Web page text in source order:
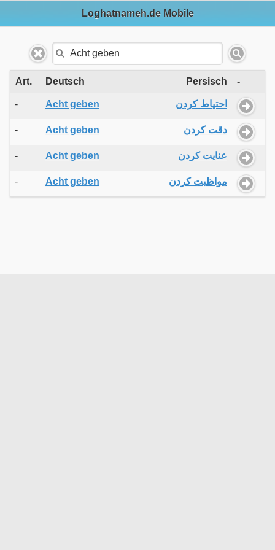
Loghatnameh.de Mobile
Art. Deutsch Persisch -
- Acht geben احتیاط کردن
- Acht geben دقت کردن
- Acht geben عنایت کردن
- Acht geben مواظبت کردن